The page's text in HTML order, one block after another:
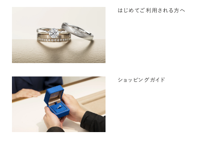
はじめてご利用される方へ
ショッピングガイド